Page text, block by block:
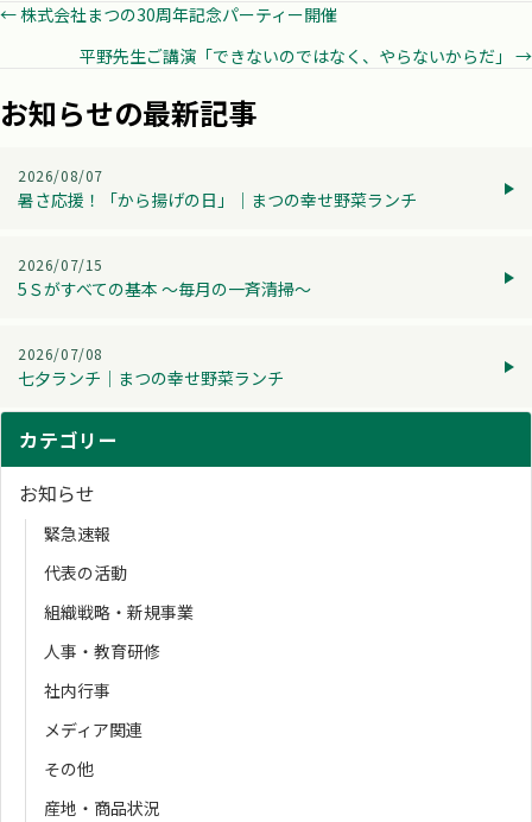
Posts
navigation
← 株式会社まつの30周年記念パーティー開催
平野先生ご講演「できないのではなく、やらないからだ」 →
お知らせの最新記事
2026/08/07
暑さ応援！「から揚げの日」│まつの幸せ野菜ランチ
2026/07/15
5Ｓがすべての基本 ～毎月の一斉清掃～
2026/07/08
七夕ランチ│まつの幸せ野菜ランチ
カテゴリー
お知らせ
緊急速報
代表の活動
組織戦略・新規事業
人事・教育研修
社内行事
メディア関連
その他
産地・商品状況